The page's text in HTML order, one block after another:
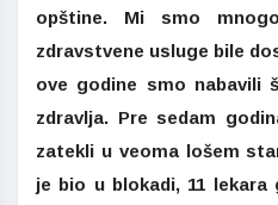
opštine. Mi smo
zdravstvene usluge bile
ove godine smo nabavili
zdravlja. Pre sedam
zatekli u veoma lošem
je bio u blokadi, 11 lekara